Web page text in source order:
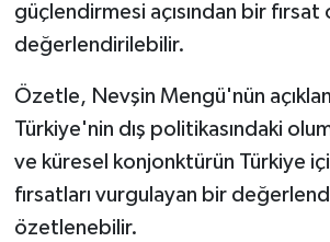
güçlendirmesi açısından bir fırsat
değerlendirilebilir.
Özetle, Nevşin Mengü'nün
Türkiye'nin dış politikasındaki
ve küresel konjonktürün Türkiye
fırsatları vurgulayan bir
özetlenebilir.